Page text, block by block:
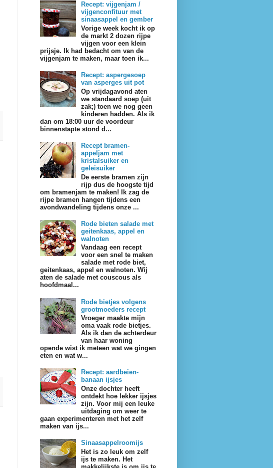
Recept: vijgenjam /
vijgenconfituur met
sinaasappel en gember
Vorige week kocht ik op
de markt 2 dozen rijpe
vijgen voor een klein
prijsje. Ik had bedacht om van de
vijgenjam te maken, maar toen ik...
Recept: aspergesoep
van asperges uit pot
Op vrijdagavond aten
we standaard soep (uit
zak;) toen we nog geen
kinderen hadden. Als ik
dan om 18:00 uur de voordeur
binnenstapte stond d...
Recept bramen-
appeljam met
kristalsuiker en
geleisuiker
De eerste bramen zijn
rijp dus de hoogste tijd
om bramenjam te maken! Ik zag de
rijpe bramen hangen tijdens een
avondwandeling tijdens onze ...
Rode bieten salade met
geitenkaas, appel en
walnoten
Vandaag een recept
voor een snel te maken
salade met rode biet,
geitenkaas, appel en walnoten. Wij
aten de salade met couscous als
hoofdmaal...
Rode bietjes volgens
grootmoeders recept
Vroeger maakte mijn
oma vaak rode bietjes.
Als ik dan de achterdeur
van haar woning
opende wist ik meteen wat we gingen
eten en wat w...
Recept: aardbeien-
banaan ijsjes
Onze dochter heeft
ontdekt hoe lekker ijsjes
zijn. Voor mij een leuke
uitdaging om weer te
gaan experimenteren met het zelf
maken van ijs...
Sinaasappelroomijs
Het is zo leuk om zelf
ijs te maken. Het